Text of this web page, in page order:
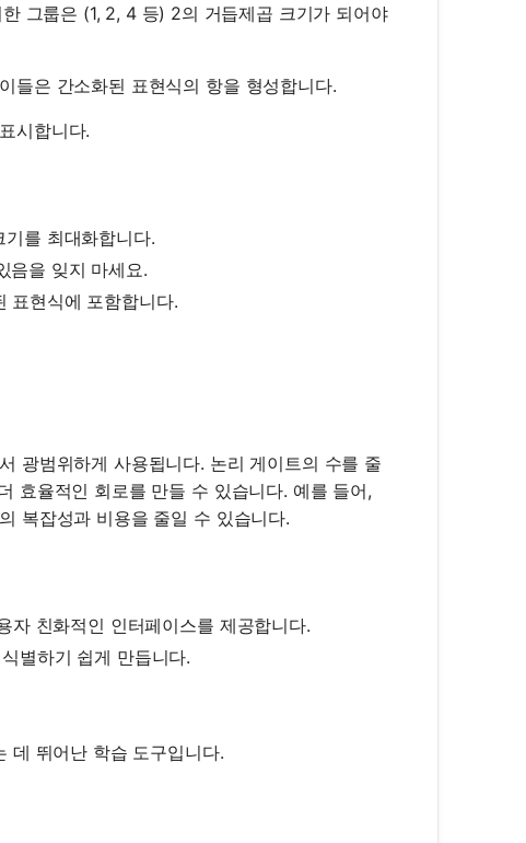
그룹은 (1, 2, 4 등) 2의 거듭제곱 크기가 되어야
들은 간소화된 표현식의 항을 형성합니다.
시합니다.
를 최대화합니다.
음을 잊지 마세요.
표현식에 포함합니다.
광범위하게 사용됩니다. 논리 게이트의 수를 줄
효율적인 회로를 만들 수 있습니다. 예를 들어,
복잡성과 비용을 줄일 수 있습니다.
자 친화적인 인터페이스를 제공합니다.
별하기 쉽게 만듭니다.
데 뛰어난 학습 도구입니다.